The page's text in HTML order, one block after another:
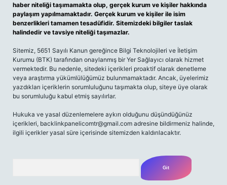
haber niteliği taşımamakta olup, gerçek kurum ve kişiler hakkında
paylaşım yapılmamaktadır. Gerçek kurum ve kişiler ile isim
benzerlikleri tamamen tesadüfidir. Sitemizdeki bilgiler taslak
halindedir ve tavsiye niteliği taşımazlar.
Sitemiz, 5651 Sayılı Kanun gereğince Bilgi Teknolojileri ve İletişim
Kurumu (BTK) tarafından onaylanmış bir Yer Sağlayıcı olarak hizmet
vermektedir. Bu nedenle, sitedeki içerikleri proaktif olarak denetleme
veya araştırma yükümlülüğümüz bulunmamaktadır. Ancak, üyelerimiz
yazdıkları içeriklerin sorumluluğunu taşımakta olup, siteye üye olarak
bu sorumluluğu kabul etmiş sayılırlar.
Hukuka ve yasal düzenlemelere aykırı olduğunu düşündüğünüz
içerikleri, backlinkpanelicomtr@gmail.com adresine bildirmeniz halinde,
ilgili içerikler yasal süre içerisinde sitemizden kaldırılacaktır.